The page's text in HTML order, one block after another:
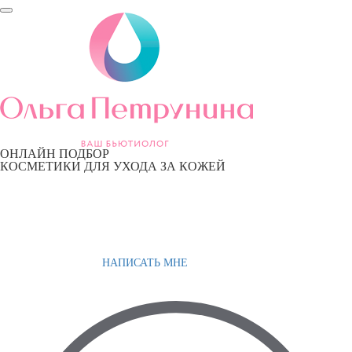
ОНЛАЙН ПОДБОР
КОСМЕТИКИ ДЛЯ УХОДА ЗА КОЖЕЙ
НАПИСАТЬ МНЕ